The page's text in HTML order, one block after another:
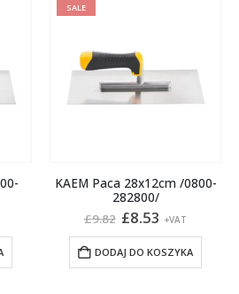
SALE
KAEM Paca 28x12cm /0800-
282800/
£9.82 Pierwotna
wynosiła:
£9.82.
£8.53 Aktualna
wynosi:
£8.53.
+VAT
DODAJ DO KOSZYKA